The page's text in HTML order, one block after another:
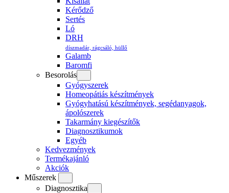
Kérődző
Sertés
Ló
DRH
díszmadár, rágcsáló, hüllő
Galamb
Baromfi
Besorolás
Gyógyszerek
Homeopátiás készítmények
Gyógyhatású készítmények, segédanyagok,
ápolószerek
Takarmány kiegészítők
Diagnosztikumok
Egyéb
Kedvezmények
Termékajánló
Akciók
Műszerek
Diagnosztika